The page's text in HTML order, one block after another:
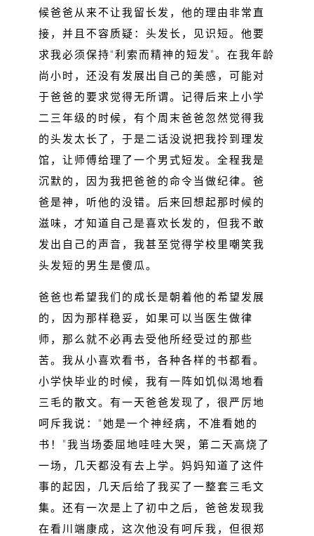
候爸爸从来不让我留长发，他的理由非常直
接，并且不容质疑：头发长，见识短。他要
求我必须保持“利索而精神的短发”。在我年龄
尚小时，还没有发展出自己的美感，可能对
于爸爸的要求觉得无所谓。记得后来上小学
二三年级的时候，有个周末爸爸忽然觉得我
的头发太长了，于是二话没说把我拎到理发
馆，让师傅给理了一个男式短发。全程我是
沉默的，因为我把爸爸的命令当做纪律。爸
爸是神，听他的没错。后来回想起那时候的
滋味，才知道自己是喜欢长发的，但我不敢
发出自己的声音，我甚至觉得学校里嘲笑我
头发短的男生是傻瓜。
爸爸也希望我们的成长是朝着他的希望发展
的，因为那样稳妥，如果可以当医生做律
师，那么就不必再去受他所经受过的那些
苦。我从小喜欢看书，各种各样的书都看。
小学快毕业的时候，我有一阵如饥似渴地看
三毛的散文。有一天爸爸发现了，很严厉地
呵斥我说：“她是一个神经病，不准看她的
书！”我当场委屈地哇哇大哭，第二天高烧了
一场，几天都没有去上学。妈妈知道了这件
事的起因，几天后给了我买了一整套三毛文
集。还有一次是上了初中之后，爸爸发现我
在看川端康成，这次他没有呵斥我，但很郑